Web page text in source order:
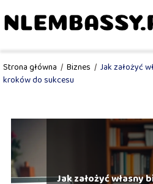
Strona główna / Biznes / Jak założyć
kroków do sukcesu
Jak założyć własny